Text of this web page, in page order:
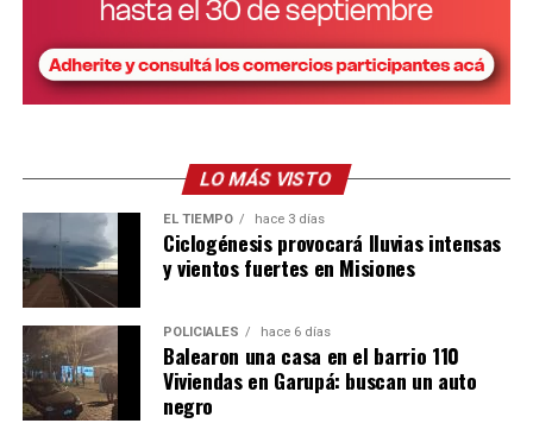
LO MÁS VISTO
EL TIEMPO hace 3 días
Ciclogénesis provocará lluvias intensas
y vientos fuertes en Misiones
POLICIALES hace 6 días
Balearon una casa en el barrio 110
Viviendas en Garupá: buscan un auto
negro